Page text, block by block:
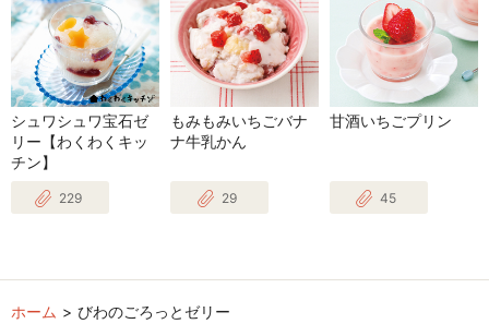
シュワシュワ宝石ゼ
リー【わくわくキッ
チン】
229
もみもみいちごバナ
ナ牛乳かん
29
甘酒いちごプリン
45
ホーム びわのごろっとゼリー